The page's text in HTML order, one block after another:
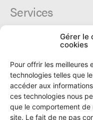
Gérer le
cookies
Pour offrir les meilleures
technologies telles que
accéder aux
ces technologies nous
que le comportement de
site. Le fait de ne pas
Services
Archives
Tarifs et dates de
Politique de cookies
Politique de